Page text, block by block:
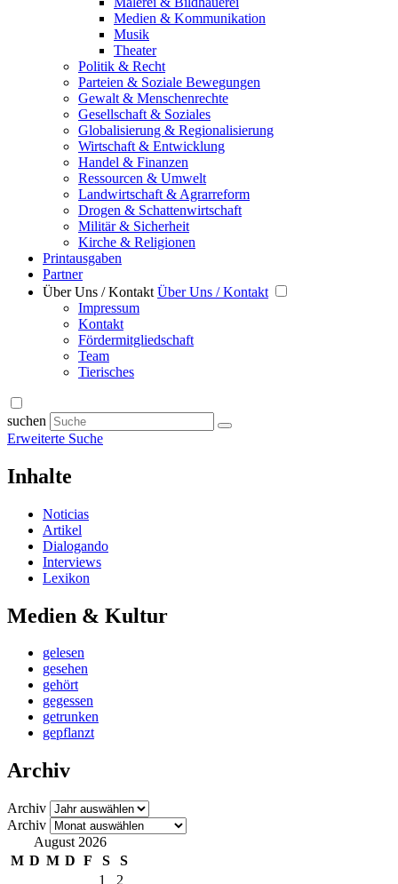
Medien & Kommunikation
Musik
Theater
Politik & Recht
Parteien & Soziale Bewegungen
Gewalt & Menschenrechte
Gesellschaft & Soziales
Globalisierung & Regionalisierung
Wirtschaft & Entwicklung
Handel & Finanzen
Ressourcen & Umwelt
Landwirtschaft & Agrarreform
Drogen & Schattenwirtschaft
Militär & Sicherheit
Kirche & Religionen
Printausgaben
Partner
Über Uns / Kontakt Über Uns / Kontakt
Impressum
Kontakt
Fördermitgliedschaft
Team
Tierisches
suchen
Erweiterte Suche
Inhalte
Noticias
Artikel
Dialogando
Interviews
Lexikon
Medien & Kultur
gelesen
gesehen
gehört
gegessen
getrunken
gepflanzt
Archiv
Archiv
Archiv
August 2026
M D M D F S
S
1
2